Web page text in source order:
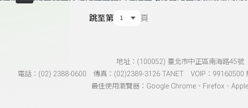
中發揮影響力。當個人的力量被串聯，地方不再只是地理空間，而
跳至第 頁
地址：(100052) 臺北市中正區南海路45號
電話：(02) 2388-0600 傳真：(02)2389-3126 TANET VOIP：99160500
最佳使用瀏覽器：Google Chrome、Firefox、